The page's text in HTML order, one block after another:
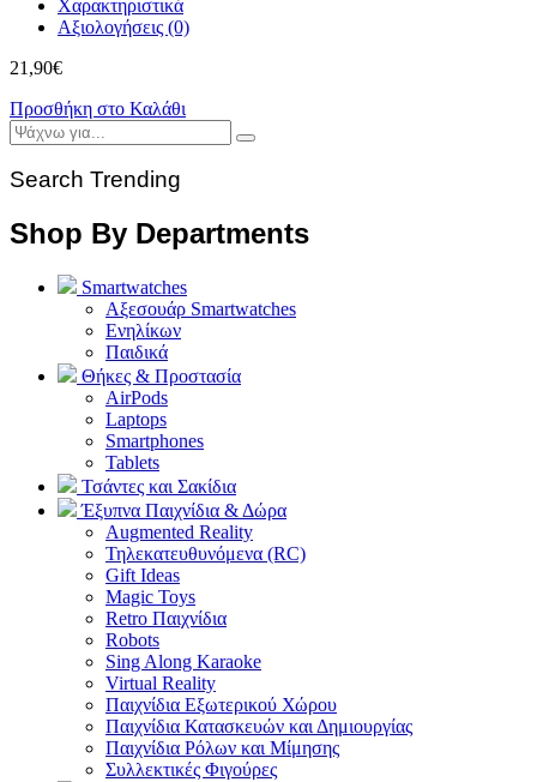
Χαρακτηριστικά
Αξιολογήσεις (0)
21,90€
Προσθήκη στο Καλάθι
Search Trending
Shop By Departments
Smartwatches
Αξεσουάρ Smartwatches
Ενηλίκων
Παιδικά
Θήκες & Προστασία
AirPods
Laptops
Smartphones
Tablets
Τσάντες και Σακίδια
Έξυπνα Παιχνίδια & Δώρα
Augmented Reality
Τηλεκατευθυνόμενα (RC)
Gift Ideas
Magic Toys
Retro Παιχνίδια
Robots
Sing Along Karaoke
Virtual Reality
Παιχνίδια Εξωτερικού Χώρου
Παιχνίδια Κατασκευών και Δημιουργίας
Παιχνίδια Ρόλων και Μίμησης
Συλλεκτικές Φιγούρες